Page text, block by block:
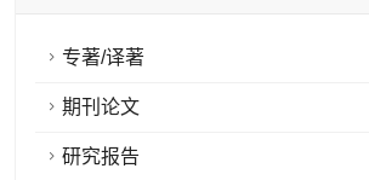
专著/译著
期刊论文
研究报告